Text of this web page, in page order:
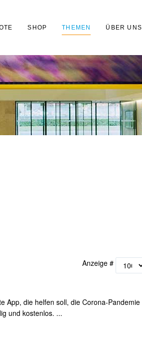
SHOP THEMEN ÜBER UNS
Anzeige #
App, die helfen soll, die Corona-Pandemie
und kostenlos. ...